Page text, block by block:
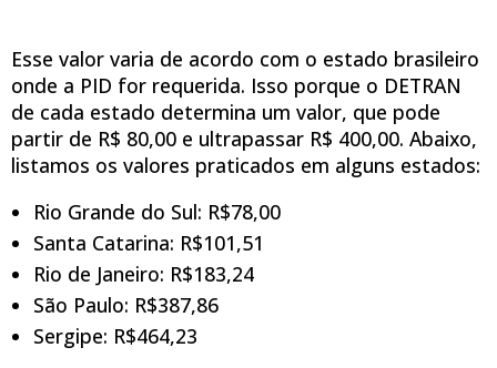
Esse valor varia de acordo com o estado brasileiro
onde a PID for requerida. Isso porque o DETRAN
de cada estado determina um valor, que pode
partir de R$ 80,00 e ultrapassar R$ 400,00. Abaixo,
listamos os valores praticados em alguns estados:
Rio Grande do Sul: R$78,00
Santa Catarina: R$101,51
Rio de Janeiro: R$183,24
São Paulo: R$387,86
Sergipe: R$464,23